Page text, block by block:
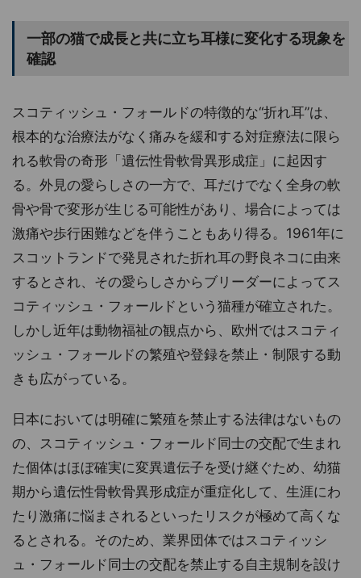
一部の猫で成長と共に立ち耳様に変化する現象を
確認
スコティッシュ・フォールドの特徴的な“折れ耳”は、
根本的な治療法がなく痛みを緩和する対症療法に限ら
れる軟骨の奇形「遺伝性骨軟骨異形成症」に起因す
る。外見の愛らしさの一方で、耳だけでなく全身の軟
骨や骨で変形が生じる可能性があり、場合によっては
激痛や歩行困難などを伴うこともあり得る。1961年に
スコットランドで発見された折れ耳の野良ネコに由来
するとされ、その愛らしさからブリーダーによってス
コティッシュ・フォールドという猫種が確立された。
しかし近年は動物福祉の観点から、欧州ではスコティ
ッシュ・フォールドの繁殖や登録を禁止・制限する動
きも広がっている。
日本においては明確に繁殖を禁止する法律はないもの
の、スコティッシュ・フォールド同士の交配で生まれ
た個体はほぼ確実に変異遺伝子を受け継ぐため、幼猫
期から遺伝性骨軟骨異形成症が重症化して、生涯にわ
たり激痛に悩まされるといったリスクが極めて高くな
るとされる。そのため、業界団体ではスコティッシ
ュ・フォールド同士の交配を禁止する自主規制を設け